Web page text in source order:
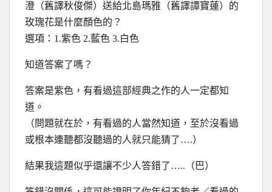
澄（舊譯秋俊傑）送給北島瑪雅（舊譯譚寶蓮）的
玫瑰花是什麼顏色的？
選項：1.紫色 2.藍色 3.白色
知道答案了嗎？
答案是紫色，有看過這部經典之作的人一定都知
道。
（問題就在於，有看過的人當然知道，至於沒看過
或根本連聽都沒聽過的人就只能猜了….）
結果我這題似乎還讓不少人答錯了…..（巴）